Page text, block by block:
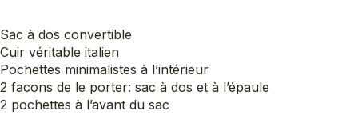
Sac à dos convertible
Cuir véritable italien
Pochettes minimalistes à l’intérieur
2 facons de le porter: sac à dos et à l’épaule
2 pochettes à l’avant du sac